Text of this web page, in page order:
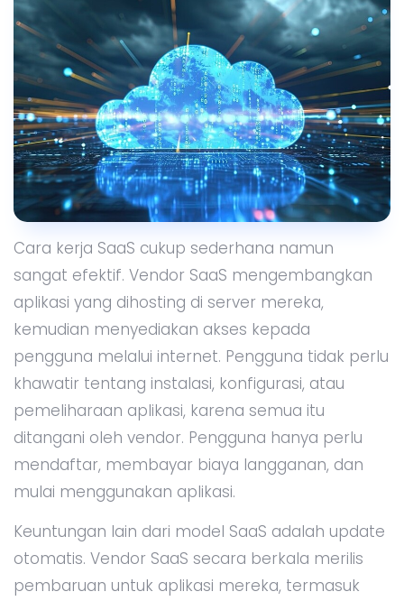
Cara kerja SaaS cukup sederhana namun
sangat efektif. Vendor SaaS mengembangkan
aplikasi yang dihosting di server mereka,
kemudian menyediakan akses kepada
pengguna melalui internet. Pengguna tidak perlu
khawatir tentang instalasi, konfigurasi, atau
pemeliharaan aplikasi, karena semua itu
ditangani oleh vendor. Pengguna hanya perlu
mendaftar, membayar biaya langganan, dan
mulai menggunakan aplikasi.
Keuntungan lain dari model SaaS adalah update
otomatis. Vendor SaaS secara berkala merilis
pembaruan untuk aplikasi mereka, termasuk